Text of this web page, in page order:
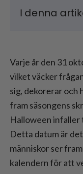
I denna
Halloween-
Halloween-
Halloween-
Varje år den 31
vilket väcker
sig, dekorerar och
fram säsongens
Halloween infaller
Detta datum är
människor ser
kalendern för att